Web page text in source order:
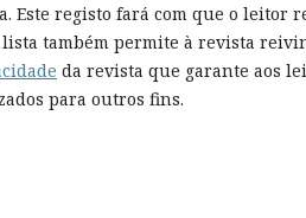
registo fará com que o leitor
lista também permite à revista
da revista que garante aos
para outros fins.